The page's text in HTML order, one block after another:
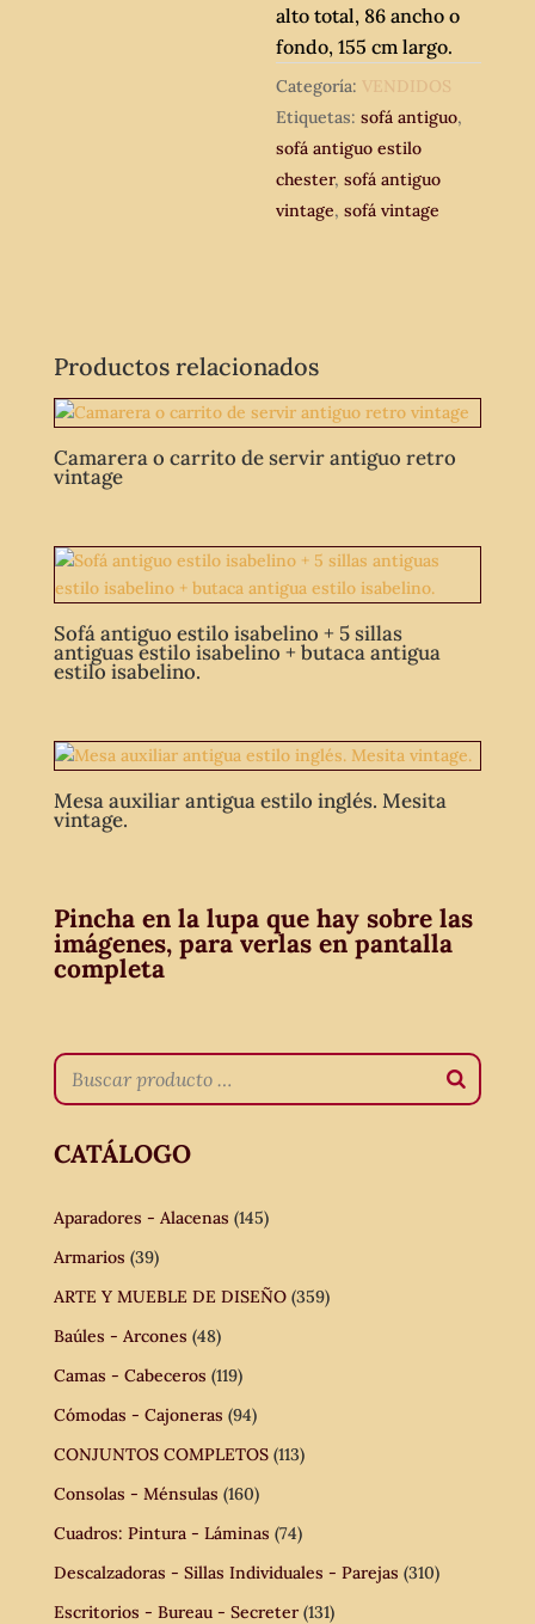
alto total, 86 ancho o
fondo, 155 cm largo.
Categoría: VENDIDOS
Etiquetas:sofá antiguo,
sofá antiguo estilo
chester,sofá antiguo
vintage,sofá vintage
Productos relacionados
Camarera o carrito de servir antiguo retro
vintage
Sofá antiguo estilo isabelino + 5 sillas
antiguas estilo isabelino + butaca antigua
estilo isabelino.
Mesa auxiliar antigua estilo inglés. Mesita
vintage.
Pincha en la lupa que hay sobre las
imágenes, para verlas en pantalla
completa
CATÁLOGO
Aparadores - Alacenas (145)
Armarios (39)
ARTE Y MUEBLE DE DISEÑO (359)
Baúles - Arcones (48)
Camas - Cabeceros (119)
Cómodas - Cajoneras (94)
CONJUNTOS COMPLETOS (113)
Consolas - Ménsulas (160)
Cuadros: Pintura - Láminas (74)
Descalzadoras - Sillas Individuales - Parejas (310)
Escritorios - Bureau - Secreter (131)